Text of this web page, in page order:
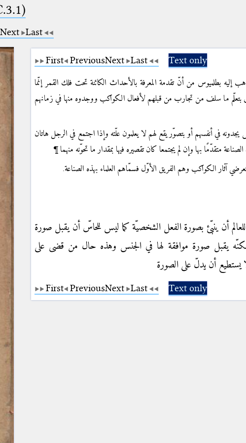
Next Last
First PreviousNext Last Text only
إليه بطلميوس من أنّ تقدمة المعرفة بالأحداث الكائنة تحت فلك القمر إنّما
بتعلّم ما سلف من تجارب من قبلهم لأفعال الكواكب ووجدوه منها في زمانهم
في أنفسهم أو بتصوّر يقع لهم لا يعلمون علّته وإذا اجتمع في الرجل هاتان
متقدّمًا بها وإن لم يجتمعا كان تقصيره فيها بمقدار ما تحوّنه منهما ¶
آثار الكواكب وهم الفريق الأوّل فسمّاهم العلماء بهذه الصناعة.
أن ينبّئ بصورة الفعل الشخصيّة كما ليس للحاسّ أن يقبل صورة
يقبل صورة موافقة لها في الجنس وهذه حال من قضى على
يستطيع أن يدلّ على الصورة
First PreviousNext Last Text only